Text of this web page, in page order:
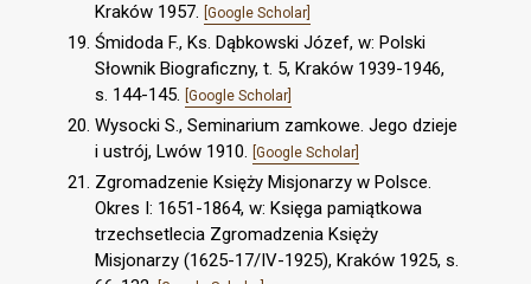
Kraków 1957. [Google Scholar]
Śmidoda F., Ks. Dąbkowski Józef, w: Polski
Słownik Biograficzny, t. 5, Kraków 1939-1946,
s. 144-145. [Google Scholar]
Wysocki S., Seminarium zamkowe. Jego dzieje
i ustrój, Lwów 1910. [Google Scholar]
Zgromadzenie Księży Misjonarzy w Polsce.
Okres I: 1651-1864, w: Księga pamiątkowa
trzechsetlecia Zgromadzenia Księży
Misjonarzy (1625-17/IV-1925), Kraków 1925, s.